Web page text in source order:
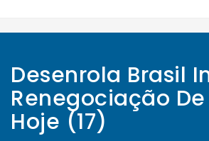
Desenrola Brasil
Renegociação
Hoje (17)